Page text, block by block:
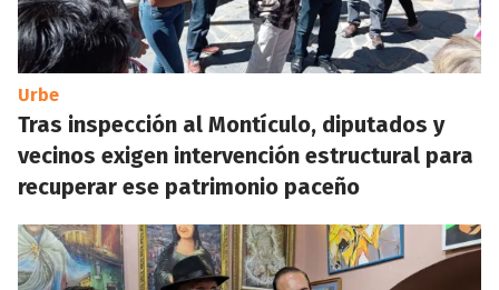
Urbe
Tras inspección al Montículo, diputados y
vecinos exigen intervención estructural para
recuperar ese patrimonio paceño